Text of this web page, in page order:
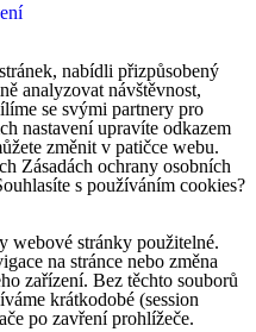
nabídli přizpůsobený
analyzovat návštěvnost,
se svými partnery pro
nastavení upravíte odkazem
změnit v patičce webu.
Zásadách ochrany osobních
s používáním cookies?
webové stránky použitelné.
na stránce nebo změna
zařízení. Bez těchto souborů
krátkodobé (session
po zavření prohlížeče.